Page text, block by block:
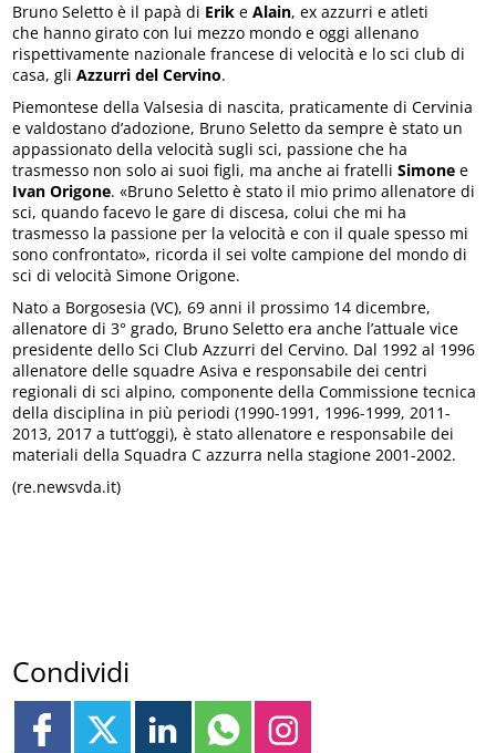
Bruno Seletto è il papà di Erik eAlain, ex azzurri e atleti
che hanno girato con lui mezzo mondo e oggi allenano
rispettivamente nazionale francese di velocità e lo sci club di
casa, gliAzzurri del Cervino.
Piemontese della Valsesia di nascita, praticamente di Cervinia
e valdostano d’adozione, Bruno Seletto da sempre è stato un
appassionato della velocità sugli sci, passione che ha
trasmesso non solo ai suoi figli, ma anche ai fratelliSimone e
Ivan Origone. «Bruno Seletto è stato il mio primo allenatore di
sci, quando facevo le gare di discesa, colui che mi ha
trasmesso la passione per la velocità e con il quale spesso mi
sono confrontato», ricorda il sei volte campione del mondo di
sci di velocità Simone Origone.
Nato a Borgosesia (VC), 69 anni il prossimo 14 dicembre,
allenatore di 3° grado, Bruno Seletto era anche l’attuale vice
presidente dello Sci Club Azzurri del Cervino. Dal 1992 al 1996
allenatore delle squadre Asiva e responsabile dei centri
regionali di sci alpino, componente della Commissione tecnica
della disciplina in più periodi (1990-1991, 1996-1999, 2011-
2013, 2017 a tutt’oggi), è stato allenatore e responsabile dei
materiali della Squadra C azzurra nella stagione 2001-2002.
(re.newsvda.it)
Condividi